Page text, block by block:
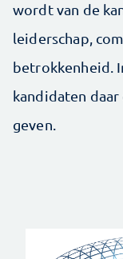
wordt van de
leiderschap,
betrokkenheid.
kandidaten daar
geven.